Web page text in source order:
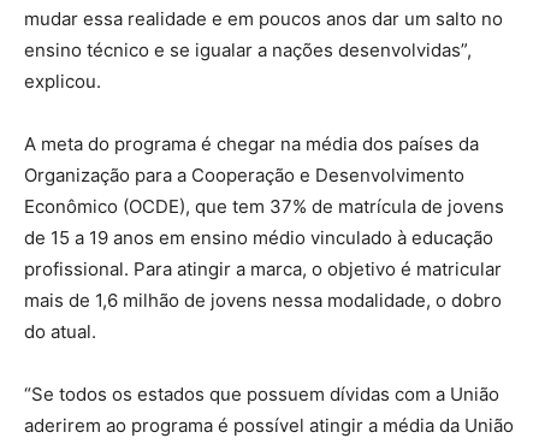
mudar essa realidade e em poucos anos dar um salto no
ensino técnico e se igualar a nações desenvolvidas”,
explicou.
A meta do programa é chegar na média dos países da
Organização para a Cooperação e Desenvolvimento
Econômico (OCDE), que tem 37% de matrícula de jovens
de 15 a 19 anos em ensino médio vinculado à educação
profissional. Para atingir a marca, o objetivo é matricular
mais de 1,6 milhão de jovens nessa modalidade, o dobro
do atual.
“Se todos os estados que possuem dívidas com a União
aderirem ao programa é possível atingir a média da União